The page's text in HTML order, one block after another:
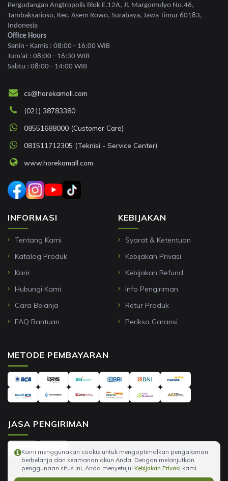
Pergudangan Angtropolis Blok E.12A, Jl. Margomulyo No.46,
Tambaksarioso, Kec. Asem Rowo, Surabaya, Jawa Timur 60183,
Indonesia
Office Hours
Senin - Kamis : 08:00 - 16:00 WIB
Jum'at : 08:00 - 16:30 WIB
Sabtu : 08:00 - 14:00 WIB
INFORMASI
Tentang Kami
Katalog Produk
Karir
Hubungi Kami
Cara Belanja
FAQ Bantuan
KEBIJAKAN
Syarat & Ketentuan
Kebijakan Privasi
Kebijakan Refund
Info Pengiriman
Retur Produk
Periksa Garansi
cs@horekamall.com
(021) 38783380
08551688000 (Customer Care)
081511712305 (Teknisi - Service Center)
www.horekamall.com
METODE PEMBAYARAN
JASA PENGIRIMAN
Kami menggunakan cookie untuk mengoptimalkan pengalaman
berbelanja dan keamanan akun Anda. Dengan melanjutkan
penggunaan situs ini, Anda menyetujui Kebijakan Privasi kami.